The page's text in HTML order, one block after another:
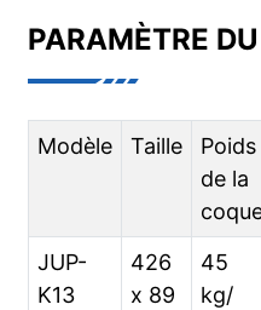
PARAMÈTRE
Modèle Taille
Poids
de la
JUP-
K13
426
x 89
45
kg/